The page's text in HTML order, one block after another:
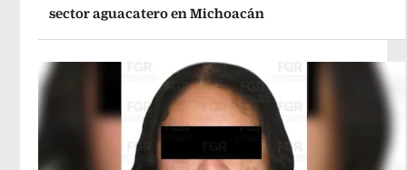
sector aguacatero en Michoacán